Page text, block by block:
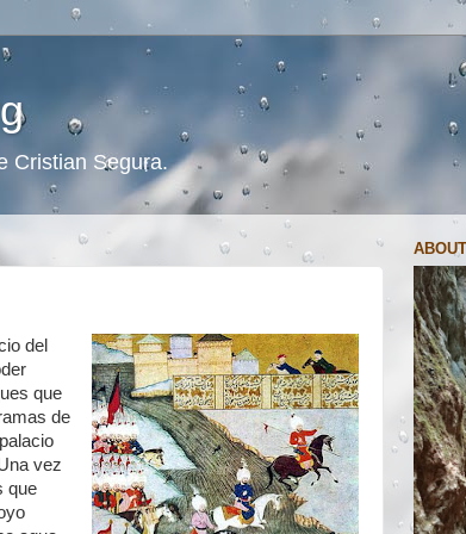
Cristian Segura.
del
que
de
vez
que